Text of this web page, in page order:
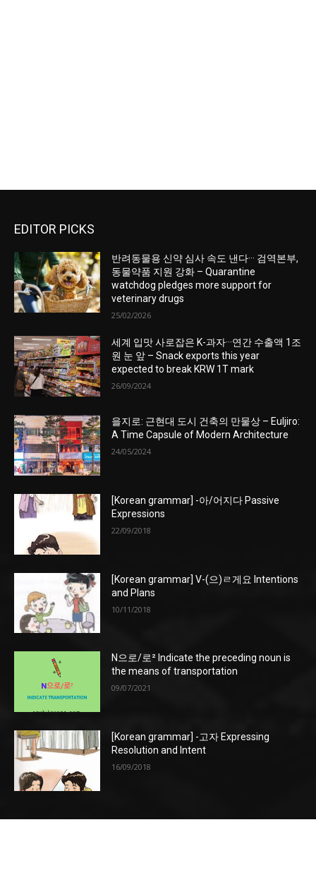
EDITOR PICKS
반려동물용 신약 심사 속도 낸다··· 검역본부,
동물약품 지원 강화 – Quarantine
watchdog pledges more support for
veterinary drugs
25/02/2026
세계 입맛 사로잡은 K-과자···연간 수출액 1조
원 눈 앞 – Snack exports this year
expected to break KRW 1T mark
26/09/2024
을지로: 근현대 도시 건축의 만물상 – Euljiro:
A Time Capsule of Modern Architecture
24/05/2024
[Korean grammar] -아/어지다 Passive
Expressions
22/09/2018
[Korean grammar] V-(으)ㄹ게요 Intentions
and Plans
10/11/2018
N으로/로² Indicate the preceding noun is
the means of transportation
09/07/2021
[Korean grammar] -고자 Expressing
Resolution and Intent
16/09/2018